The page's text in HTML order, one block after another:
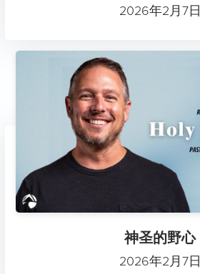
2026年2月7日
神圣的野心
2026年2月7日